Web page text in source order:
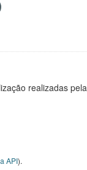
realizadas
API).